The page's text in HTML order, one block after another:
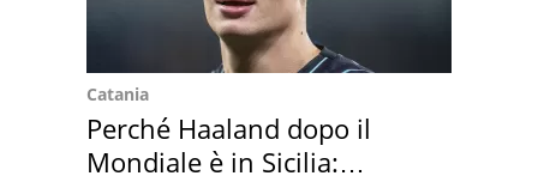
Catania
Perché Haaland dopo il
Mondiale è in Sicilia: